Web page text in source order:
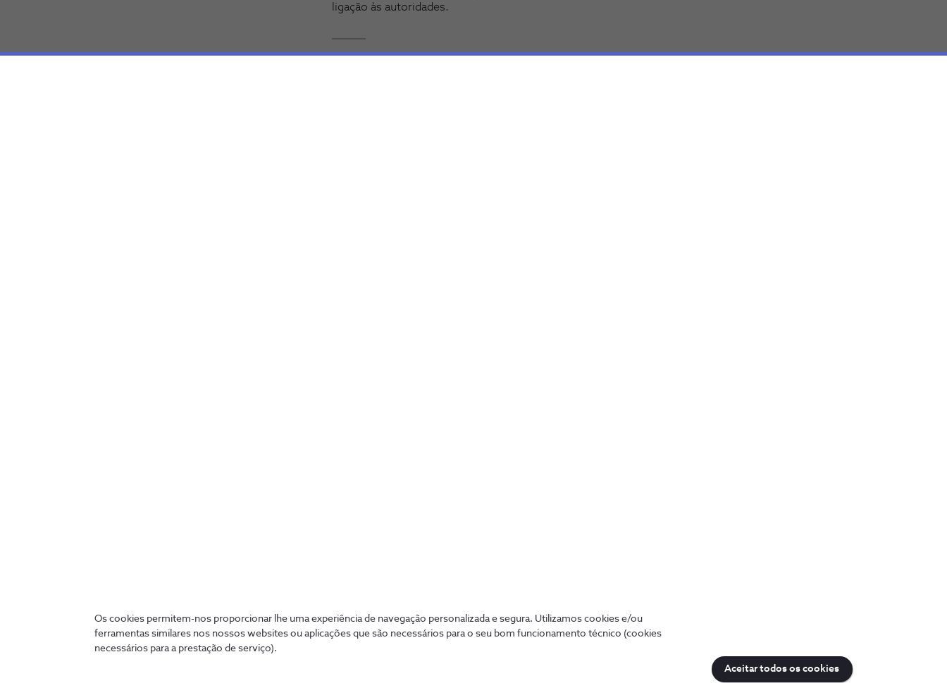
Os cookies permitem-nos proporcionar lhe uma experiência de navegação personalizada e segura. Utilizamos cookies e/ou
ferramentas similares nos nossos websites ou aplicações que são necessários para o seu bom funcionamento técnico (cookies
necessários para a prestação de serviço).
Aceitar todos os cookies
ligação às autoridades.
de números, são elegidos pelo cliente e serão confidenciais, sendo do conhecimento exclusivo dos utilizadores
do serviço e da Securitas.